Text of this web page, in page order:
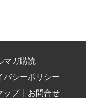
マガ購読
バシーポリシー
ップ
お問合せ